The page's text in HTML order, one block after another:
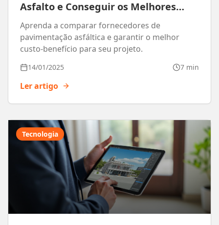
Asfalto e Conseguir os Melhores
Preços
Aprenda a comparar fornecedores de
pavimentação asfáltica e garantir o melhor
custo-benefício para seu projeto.
14/01/2025 7 min
Ler artigo
Tecnologia